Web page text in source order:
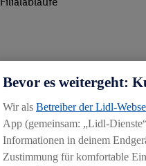
Fokus
im
und Einsatzbereitschaft
Bevor es weitergeht:
Wir als Betreiber der Lidl-
App (gemeinsam: „Lidl-
Informationen in deinem
Zustimmung für komfortable